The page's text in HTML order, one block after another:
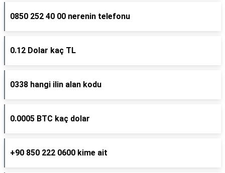
0850 252 40 00 nerenin telefonu
0.12 Dolar kaç TL
0338 hangi ilin alan kodu
0.0005 BTC kaç dolar
+90 850 222 0600 kime ait